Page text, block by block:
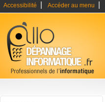
Accessibilité Accéder au menu